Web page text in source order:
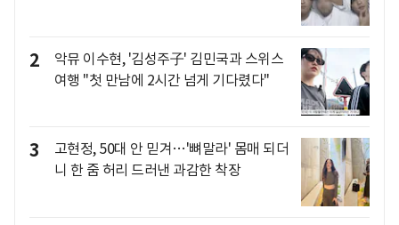
2
악뮤 이수현, '김성주子' 김민국과 스위스
여행 "첫 만남에 2시간 넘게 기다렸다"
3
고현정, 50대 안 믿겨…'뼈말라' 몸매 되더
니 한 줌 허리 드러낸 과감한 착장